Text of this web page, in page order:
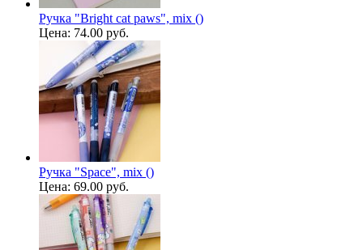
Ручка "Bright cat paws", mix ()
Цена: 74.00 руб.
Ручка "Space", mix ()
Цена: 69.00 руб.